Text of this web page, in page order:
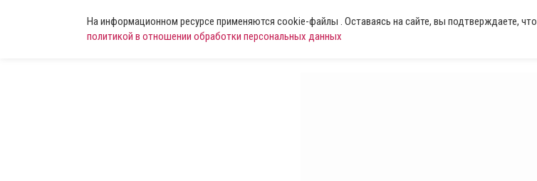
На информационном ресурсе применяются cookie-файлы . Оставаясь на сайте, вы подтверждаете, что
политикой в отношении обработки персональных данных